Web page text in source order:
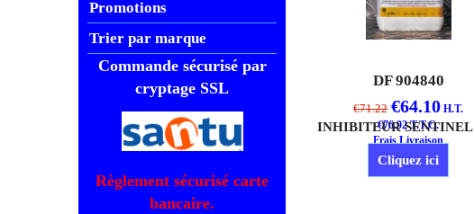
Promotions
Trier par marque
Commande sécurisé par
cryptage SSL
Règlement sécurisé carte
bancaire.
DF 904840
€71.22 €64.10 H.T.
€76.92 T.T.C.
Frais Livraison
Cliquez ici